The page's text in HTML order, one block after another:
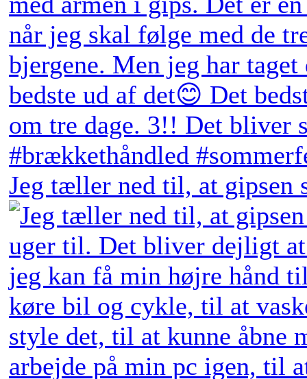
Jeg tæller ned til, at gipsen